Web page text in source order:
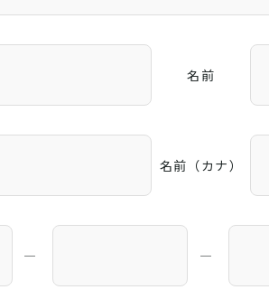
名前
名前（カナ）
― ―